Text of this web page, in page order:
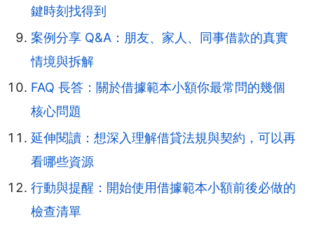
鍵時刻找得到
案例分享 Q&A：朋友、家人、同事借款的真實
情境與拆解
FAQ 長答：關於借據範本小額你最常問的幾個
核心問題
延伸閱讀：想深入理解借貸法規與契約，可以再
看哪些資源
行動與提醒：開始使用借據範本小額前後必做的
檢查清單